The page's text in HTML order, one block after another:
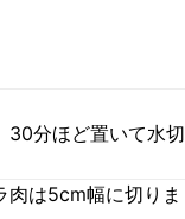
30分ほど置いて水切
肉は5cm幅に切りま